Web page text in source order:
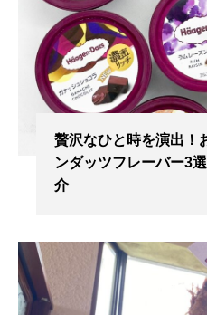
贅沢なひと時を演出！
ンダッツフレーバー3
介